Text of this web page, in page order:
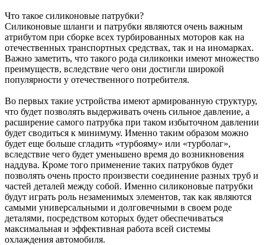
Что такое силиконовые патрубки?
Силиконовые шланги и патрубки являются очень важным
атрибутом при сборке всех турбированных моторов как на
отечественных транспортных средствах, так и на иномарках.
Важно заметить, что такого рода силиконки имеют множество
преимуществ, вследствие чего они достигли широкой
популярности у отечественного потребителя.
Во первых такие устройства имеют армированную структуру,
что будет позволять выдерживать очень сильное давление, а
расширение самого патрубка при таком избыточном давлении
будет сводиться к минимуму. Именно таким образом можно
будет еще больше сгладить «турбояму» или «турболаг»,
вследствие чего будет уменьшено время до возникновения
наддува. Кроме того применение таких патрубков будет
позволять очень просто произвести соединение разных труб и
частей деталей между собой. Именно силиконовые патрубки
будут играть роль незаменимых элементов, так как являются
самыми универсальными и долговечными в своем роде
деталями, посредством которых будет обеспечиваться
максимальная и эффективная работа всей системы
охлаждения автомобиля.